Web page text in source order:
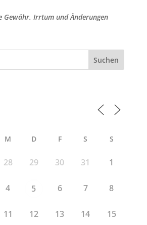
Gewähr. Irrtum und Änderungen
Suchen
M D F S S
28 29 30 31 1
4 5 6 7 8
11 12 13 14 15